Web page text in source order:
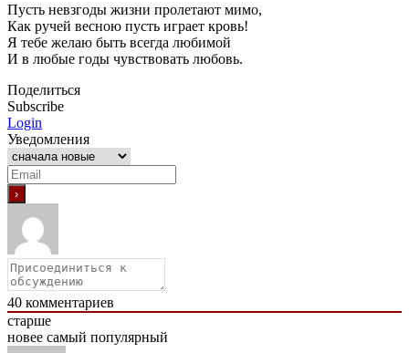
Пусть невзгоды жизни пролетают мимо,
Как ручей весною пусть играет кровь!
Я тебе желаю быть всегда любимой
И в любые годы чувствовать любовь.
Поделиться
Subscribe
Login
Уведомления
40 комментариев
старше
новее самый популярный